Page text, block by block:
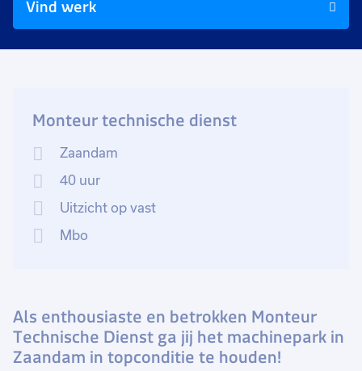
Vind werk
Monteur technische dienst
Zaandam
40 uur
Uitzicht op vast
Mbo
Als enthousiaste en betrokken Monteur
Technische Dienst ga jij het machinepark in
Zaandam in topconditie te houden!